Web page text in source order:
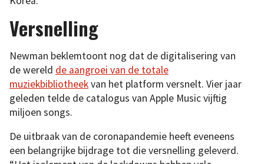
Versnelling
Newman beklemtoont nog dat de digitalisering van
de wereld de aangroei van de totale
muziekbibliotheekvan het platform versnelt. Vier jaar
geleden telde de catalogus van Apple Music vijftig
miljoen songs.
De uitbraak van de coronapandemie heeft eveneens
een belangrijke bijdrage tot die versnelling geleverd.